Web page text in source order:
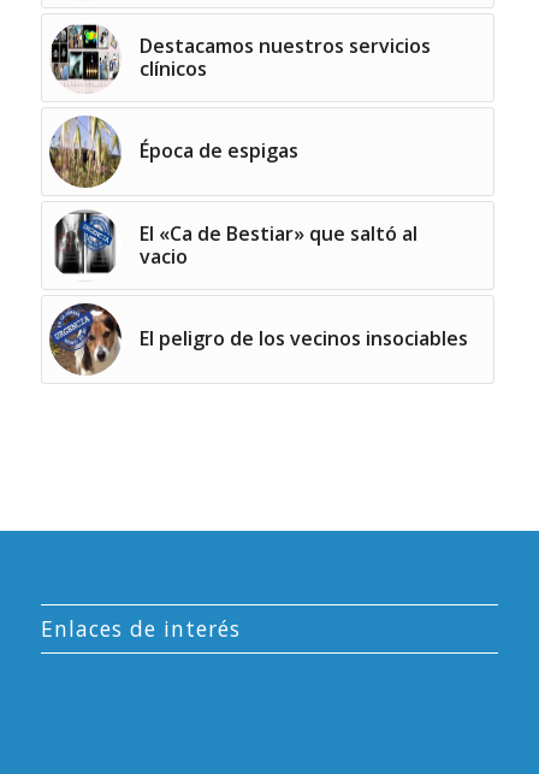
Destacamos nuestros servicios
clínicos
Época de espigas
El «Ca de Bestiar» que saltó al
vacio
El peligro de los vecinos insociables
Enlaces de interés